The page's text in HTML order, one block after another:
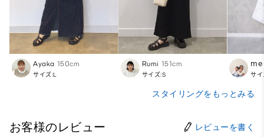
Ayaka 150cm
サイズ:L
Rumi 151cm
サイズ:S
𝗆𝖾
サイ
スタイリングをもっとみる
お客様のレビュー レビューを書く